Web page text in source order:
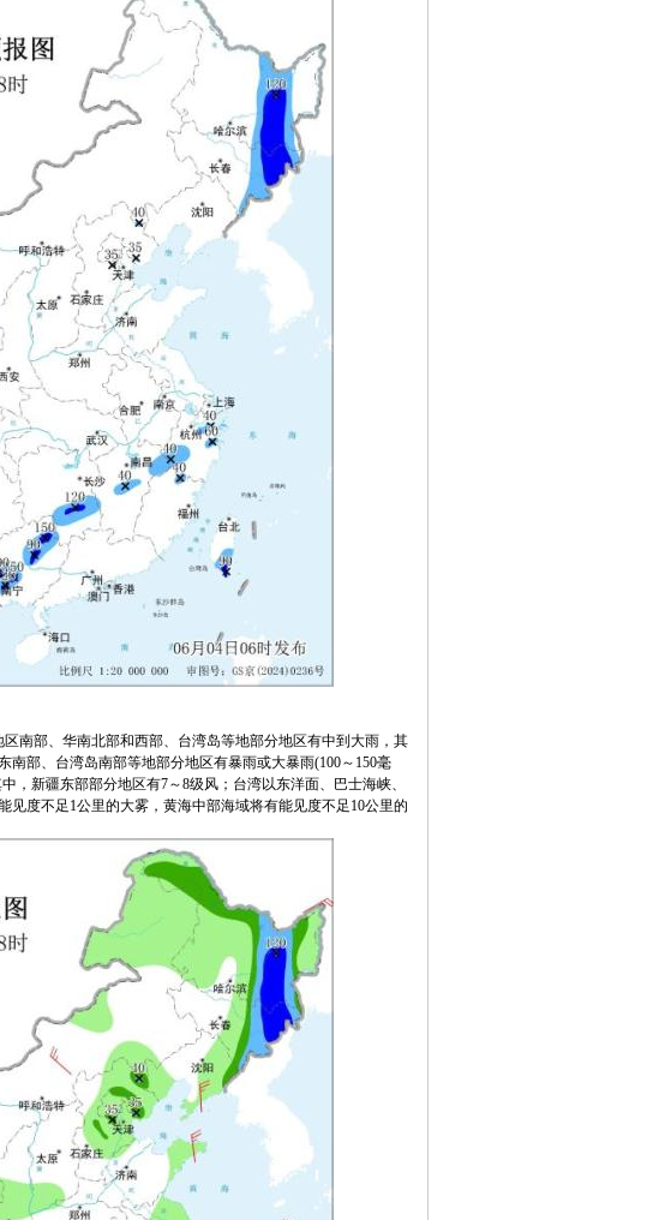
南部、华南北部和西部、台湾岛等地部分地区有中到大雨，其
部、台湾岛南部等地部分地区有暴雨或大暴雨(100～150毫
新疆东部部分地区有7～8级风；台湾以东洋面、巴士海峡、
度不足1公里的大雾，黄海中部海域将有能见度不足10公里的